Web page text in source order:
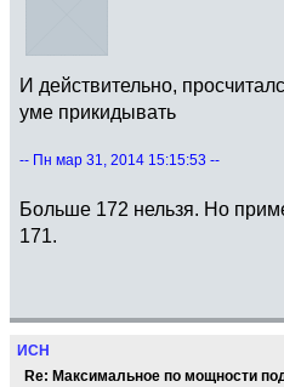
И действительно,
уме прикидывать
-- Пн мар 31, 2014 15:15:53 --
Больше 172 нельзя. Но
171.
ИСН
Re: Максимальное по мощности